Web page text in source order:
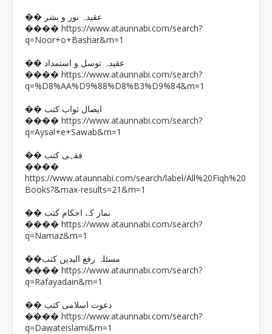
�� عقیدہ نور و بشر
���� https://www.ataunnabi.com/search?
q=Noor+o+Bashar&m=1
�� عقیدہ توسل و استمداد
���� https://www.ataunnabi.com/search?
q=%D8%AA%D9%88%D8%B3%D9%84&m=1
�� ایصال ثواب کتب
���� https://www.ataunnabi.com/search?
q=Aysal+e+Sawab&m=1
�� فقہی کتب
����
https://www.ataunnabi.com/search/label/All%20Fiqh%20
Books?&max-results=21&m=1
�� نماز کے احکام کتب
���� https://www.ataunnabi.com/search?
q=Namaz&m=1
��مسئلہ رفع الیدین کتب
���� https://www.ataunnabi.com/search?
q=Rafayadain&m=1
�� دعوت اسلامی کتب
���� https://www.ataunnabi.com/search?
q=Dawateislami&m=1